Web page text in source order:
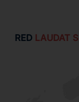
RED LAUDAT